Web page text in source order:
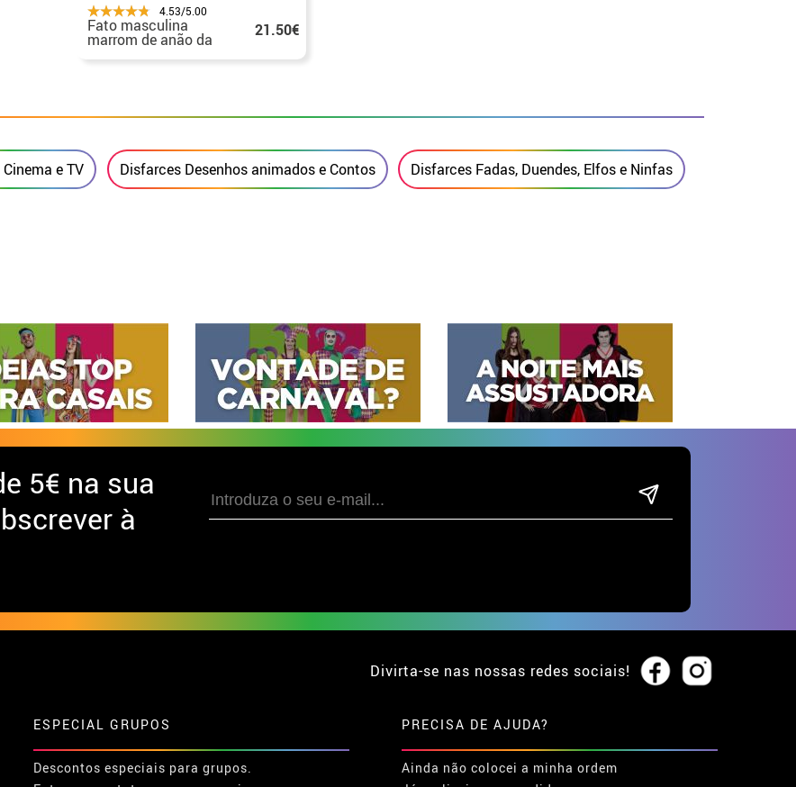
4.53/5.00
Fato masculina
marrom de anão da 21.50€
e TV Disfarces Desenhos animados e Contos Disfarces Fadas, Duendes, Elfos e Ninfas
5€ na sua
à
Divirta-se nas nossas redes sociais!
ESPECIAL GRUPOS
Descontos especiais para grupos.
PRECISA DE AJUDA?
Ainda não colocei a minha ordem